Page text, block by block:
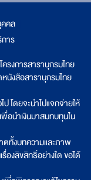
คล
าร
รงการสารานุกรมไทย
นังสือสารานุกรมไทย
ป โดยจะนำไปแจกจ่ายให้
พื่อนำเงินมาสมทบทุนใน
ตทั้งบทความและภาพ
องลิขสิทธิ์อย่างใด ขอได้